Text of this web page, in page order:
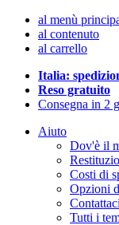
al menù
al contenuto
al carrello
Italia:
Reso gratuito
Consegna in 2
Aiuto
Dov'è il
Costi di
Opzioni
Contattaci
Tutti i